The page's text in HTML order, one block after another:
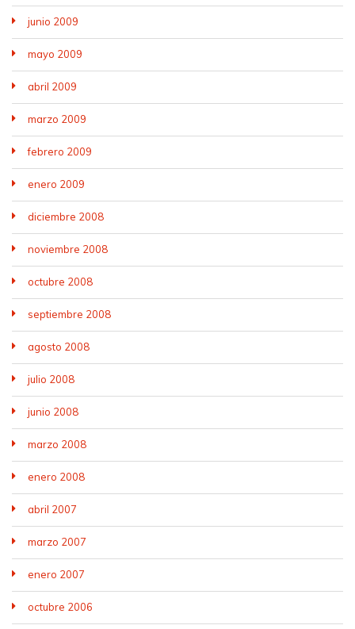
junio 2009
mayo 2009
abril 2009
marzo 2009
febrero 2009
enero 2009
diciembre 2008
noviembre 2008
octubre 2008
septiembre 2008
agosto 2008
julio 2008
junio 2008
marzo 2008
enero 2008
abril 2007
marzo 2007
enero 2007
octubre 2006